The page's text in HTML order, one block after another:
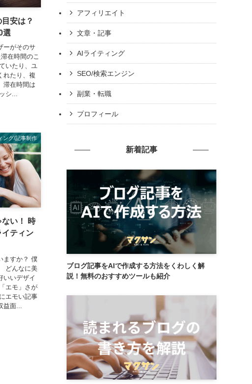
目安は？
選
ーがそのサ
在時間のこ
いたり、ユ
れたり、複
滞在時間は
シ...
ング/記事制作
ない！ 時
イティン
ますか？ 僕
どんなに美
いいデザイ
エモ」さが
エモい記事
面...
アフィリエイト
文章・記事
AIライティング
SEO/検索エンジン
副業・転職
プロフィール
新着記事
ブログ記事をAIで作成する方法をくわしく解
説！無料のおすすめツールも紹介